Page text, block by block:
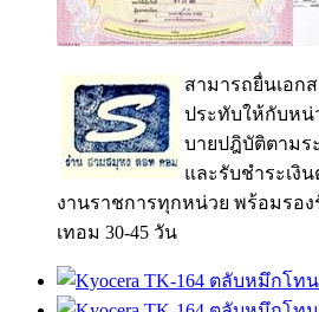
สามารถยื่นเอก
ประทับให้กับหน่
บายปฎิบัติตามร
และรับชำระเงิ
งานราชการทุกหน่วย พร้อมรอง
เทอม 30-45 วัน